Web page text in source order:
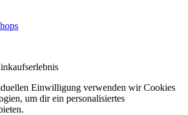
Einwilligung verwenden wir Cookies
um dir ein personalisiertes